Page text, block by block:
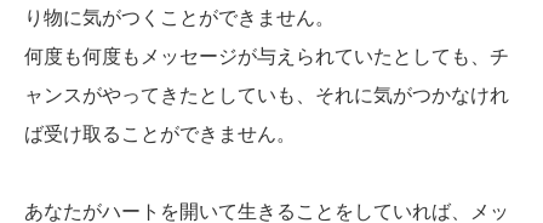
り物に気がつくことができません。
何度も何度もメッセージが与えられていたとしても、チ
ャンスがやってきたとしていも、それに気がつかなけれ
ば受け取ることができません。
あなたがハートを開いて生きることをしていれば、メッ